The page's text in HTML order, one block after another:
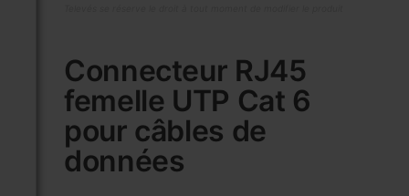
Connecteur RJ45
femelle UTP Cat 6
pour câbles de
données
the
beginning
of
the
images
gallery